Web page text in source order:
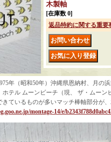
木製軸
[在庫数 0]
返品特約に関する重要
年（昭和50年）沖縄県恩納村、月の
テル ムーンビーチ（現、 ザ・ムーン
ているものが多いマッチ棒軸部分が
montage-14/e/